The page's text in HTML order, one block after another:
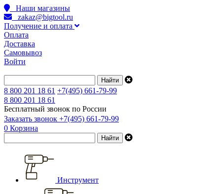
Наши магазины
zakaz@bigtool.ru
Получение и оплата
Оплата
Доставка
Самовывоз
Войти
8 800 201 18 61 +7(495) 661-79-99
8 800 201 18 61
Бесплатный звонок по России
Заказать звонок +7(495) 661-79-99
0 Корзина
Инструмент